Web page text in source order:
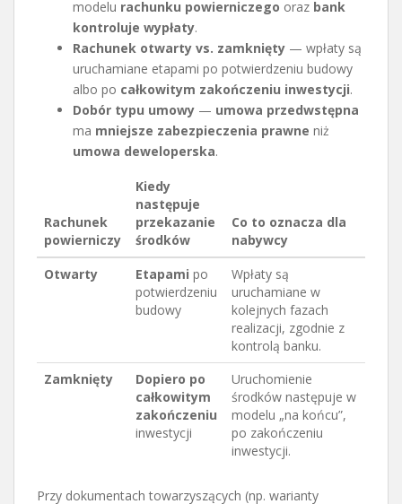
modelu rachunku powierniczego oraz bank
kontroluje wypłaty.
Rachunek otwarty vs. zamknięty — wpłaty są
uruchamiane etapami po potwierdzeniu budowy
albo po całkowitym zakończeniu inwestycji.
Dobór typu umowy — umowa przedwstępna
ma mniejsze zabezpieczenia prawne niż
umowa deweloperska.
Rachunek
powierniczy
Kiedy
następuje
przekazanie
środków
Co to oznacza dla
nabywcy
Otwarty
Etapami po
potwierdzeniu
budowy
Wpłaty są
uruchamiane w
kolejnych fazach
realizacji, zgodnie z
kontrolą banku.
Zamknięty
Dopiero po
całkowitym
zakończeniu
inwestycji
Uruchomienie
środków następuje w
modelu „na końcu”,
po zakończeniu
inwestycji.
Przy dokumentach towarzyszących (np. warianty